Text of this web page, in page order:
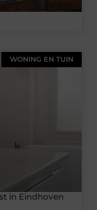
WONING EN TUIN
in Eindhoven